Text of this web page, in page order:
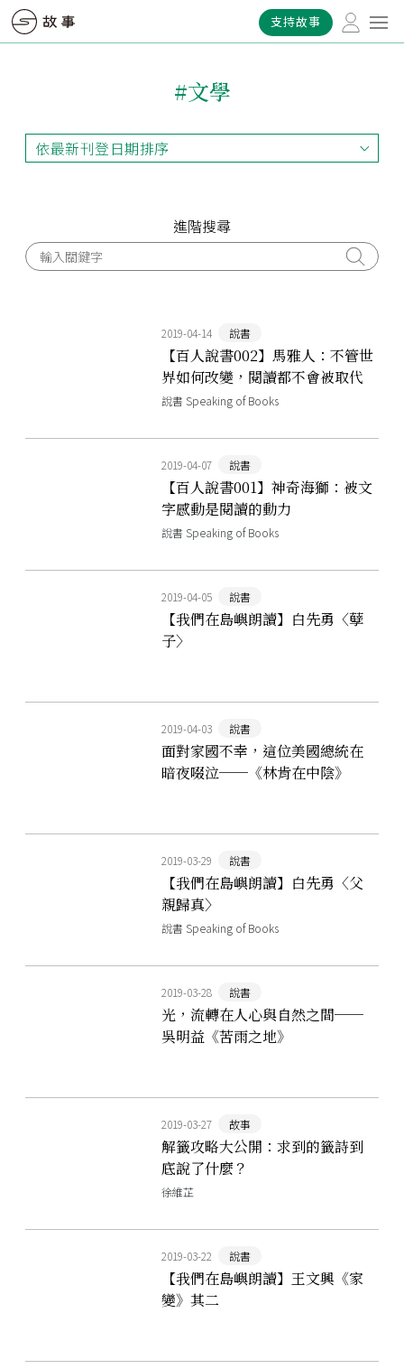
支持故事
#文學
依最新刊登日期排序
依最新刊登日期排序
進階搜尋
2019-04-14 說書
【百人說書002】馬雅人：不管世
界如何改變，閱讀都不會被取代
說書 Speaking of Books
2019-04-07 說書
【百人說書001】神奇海獅：被文
字感動是閱讀的動力
說書 Speaking of Books
2019-04-05 說書
【我們在島嶼朗讀】白先勇〈孽
子〉
2019-04-03 說書
面對家國不幸，這位美國總統在
暗夜啜泣──《林肯在中陰》
2019-03-29 說書
【我們在島嶼朗讀】白先勇〈父
親歸真〉
說書 Speaking of Books
2019-03-28 說書
光，流轉在人心與自然之間──
吳明益《苦雨之地》
2019-03-27 故事
解籤攻略大公開：求到的籤詩到
底說了什麼？
徐維芷
2019-03-22 說書
【我們在島嶼朗讀】王文興《家
變》其二